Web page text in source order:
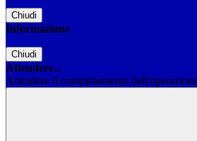
Chiudi
Informazione
Chiudi
Attendere...
Attendere il completamento